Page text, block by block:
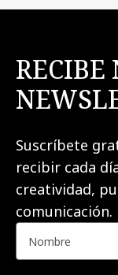
RECIBE
Suscríbete
recibir cada
creatividad,
comunicación.